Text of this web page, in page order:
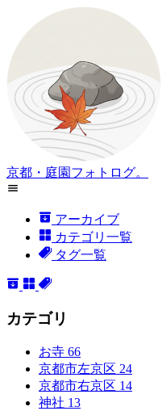
京都・庭園フォトログ。
アーカイブ
カテゴリ一覧
タグ一覧
カテゴリ
お寺 66
京都市左京区 24
京都市右京区 14
神社 13